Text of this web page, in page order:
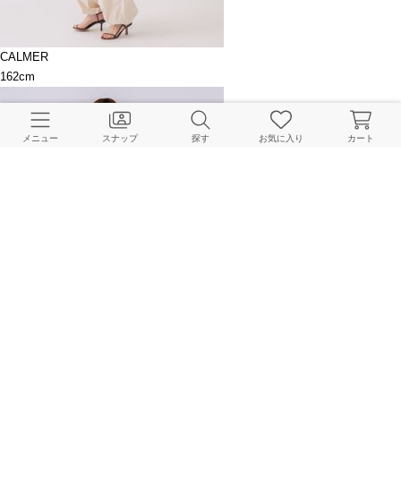
CALMER
162cm
メニュー スナップ 探す お気に入り カート